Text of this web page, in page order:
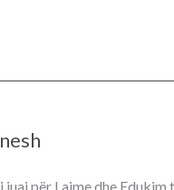
juaj për Lajme dhe